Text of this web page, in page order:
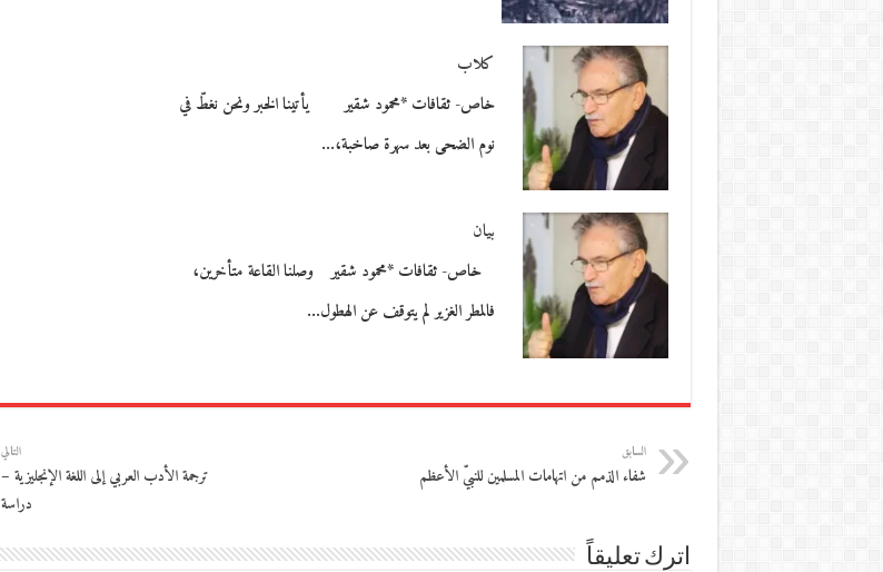
كلاب
خاص- ثقافات *محمود شقير يأتينا الخبر ونحن نغطّ في
نوم الضحى بعد سهرة صاخبة،…
بيان
خاص- ثقافات *محمود شقير وصلنا القاعة متأخرين،
فالمطر الغزير لم يتوقف عن الهطول…
السابق
شفاء الذمم من اتهامات المسلمين للنبيّ الأعظم
التالي
ترجمة الأدب العربي إلى اللغة الإنجليزية –
دراسة
اترك تعليقاً